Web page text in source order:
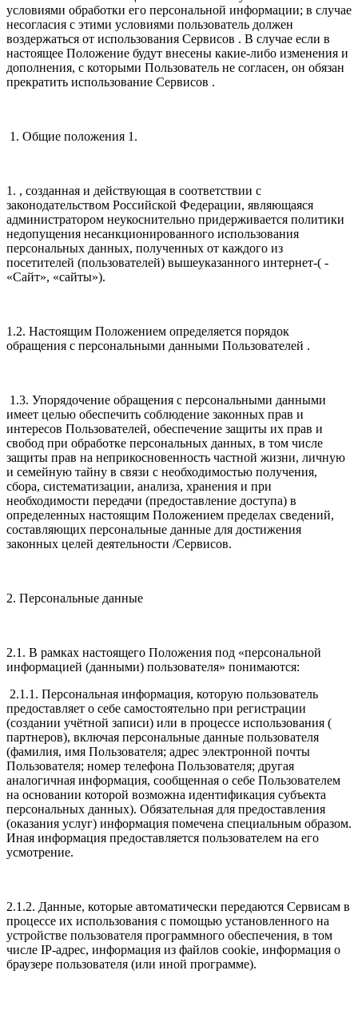
условиями обработки его персональной информации; в случае
несогласия с этими условиями пользователь должен
воздержаться от использования Сервисов . В случае если в
настоящее Положение будут внесены какие-либо изменения и
дополнения, с которыми Пользователь не согласен, он обязан
прекратить использование Сервисов .
1. Общие положения 1.
1. , созданная и действующая в соответствии с
законодательством Российской Федерации, являющаяся
администратором неукоснительно придерживается политики
недопущения несанкционированного использования
персональных данных, полученных от каждого из
посетителей (пользователей) вышеуказанного интернет-( -
«Сайт», «сайты»).
1.2. Настоящим Положением определяется порядок
обращения с персональными данными Пользователей .
1.3. Упорядочение обращения с персональными данными
имеет целью обеспечить соблюдение законных прав и
интересов Пользователей, обеспечение защиты их прав и
свобод при обработке персональных данных, в том числе
защиты прав на неприкосновенность частной жизни, личную
и семейную тайну в связи с необходимостью получения,
сбора, систематизации, анализа, хранения и при
необходимости передачи (предоставление доступа) в
определенных настоящим Положением пределах сведений,
составляющих персональные данные для достижения
законных целей деятельности /Сервисов.
2. Персональные данные
2.1. В рамках настоящего Положения под «персональной
информацией (данными) пользователя» понимаются:
2.1.1. Персональная информация, которую пользователь
предоставляет о себе самостоятельно при регистрации
(создании учётной записи) или в процессе использования (
партнеров), включая персональные данные пользователя
(фамилия, имя Пользователя; адрес электронной почты
Пользователя; номер телефона Пользователя; другая
аналогичная информация, сообщенная о себе Пользователем
на основании которой возможна идентификация субъекта
персональных данных). Обязательная для предоставления
(оказания услуг) информация помечена специальным образом.
Иная информация предоставляется пользователем на его
усмотрение.
2.1.2. Данные, которые автоматически передаются Сервисам в
процессе их использования с помощью установленного на
устройстве пользователя программного обеспечения, в том
числе IP-адрес, информация из файлов cookie, информация о
браузере пользователя (или иной программе).